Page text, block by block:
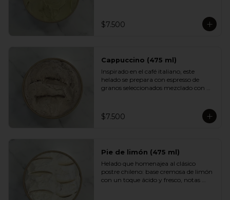
elegante, ideal para quienes prefieren
sabores más nobles y sofisticados.
$7.500
Cappuccino (475 ml)
Inspirado en el café italiano, este
helado se prepara con espresso de
granos seleccionados mezclado con
con un sabor profundo que encantará
a quienes disfrutan del buen café.
$7.500
Pie de limón (475 ml)
Helado que homenajea al clásico
postre chileno: base cremosa de limón
con un toque ácido y fresco, notas